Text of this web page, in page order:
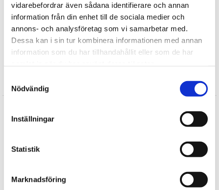
vidarebefordrar även sådana identifierare och annan
information från din enhet till de sociala medier och
annons- och analysföretag som vi samarbetar med.
Dessa kan i sin tur kombinera informationen med annan
information som du har tillhandahållit eller som de har
Nödvändig
Inställningar
Statistik
Marknadsföring
Presenter till Pojkvän
Julklappar till flickvän
Julklappar till henne
Julklappar till honom